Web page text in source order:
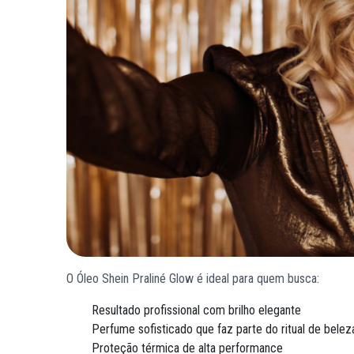
O Óleo Shein Praliné Glow é ideal para quem busca:
Resultado profissional com brilho elegante
Perfume sofisticado que faz parte do ritual de
Proteção térmica de alta performance